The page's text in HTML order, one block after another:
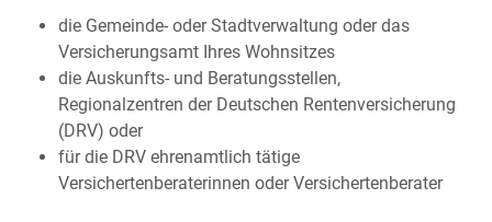
die Gemeinde- oder Stadtverwaltung oder das
Versicherungsamt Ihres Wohnsitzes
die Auskunfts- und Beratungsstellen,
Regionalzentren der Deutschen Rentenversicherung
(DRV) oder
für die DRV ehrenamtlich tätige
Versichertenberaterinnen oder Versichertenberater